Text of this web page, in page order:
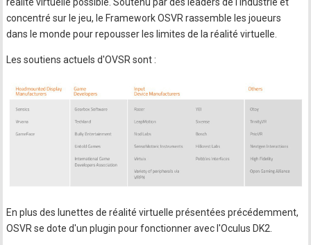
concentré sur le jeu, le Framework OSVR rassemble les joueurs
dans le monde pour repousser les limites de la réalité virtuelle.
Les soutiens actuels d'OVSR sont :
En plus des lunettes de réalité virtuelle présentées précédemment,
OSVR se dote d'un plugin pour fonctionner avec l'Oculus DK2.